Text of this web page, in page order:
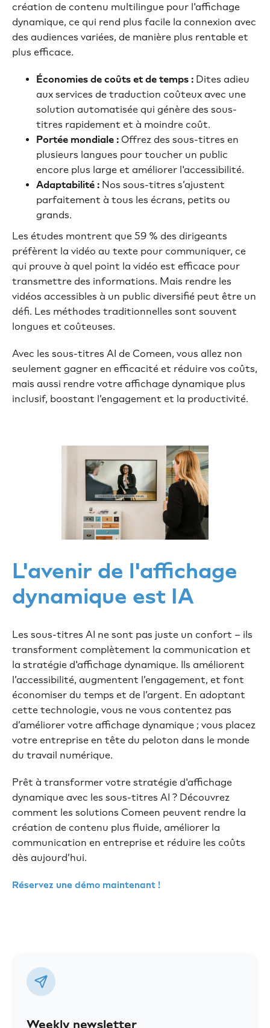
création de contenu multilingue pour l'affichage
dynamique, ce qui rend plus facile la connexion avec
des audiences variées, de manière plus rentable et
plus efficace.
Économies de coûts et de temps : Dites adieu
aux services de traduction coûteux avec une
solution automatisée qui génère des sous-
titres rapidement et à moindre coût.
Portée mondiale : Offrez des sous-titres en
plusieurs langues pour toucher un public
encore plus large et améliorer l'accessibilité.
Adaptabilité : Nos sous-titres s’ajustent
parfaitement à tous les écrans, petits ou
grands.
Les études montrent que 59 % des dirigeants
préfèrent la vidéo au texte pour communiquer, ce
qui prouve à quel point la vidéo est efficace pour
transmettre des informations. Mais rendre les
vidéos accessibles à un public diversifié peut être un
défi. Les méthodes traditionnelles sont souvent
longues et coûteuses.
Avec les sous-titres AI de Comeen, vous allez non
seulement gagner en efficacité et réduire vos coûts,
mais aussi rendre votre affichage dynamique plus
inclusif, boostant l’engagement et la productivité.
L'avenir de l'affichage
dynamique est IA
Les sous-titres AI ne sont pas juste un confort – ils
transforment complètement la communication et
la stratégie d'affichage dynamique. Ils améliorent
l’accessibilité, augmentent l’engagement, et font
économiser du temps et de l’argent. En adoptant
cette technologie, vous ne vous contentez pas
d’améliorer votre affichage dynamique ; vous placez
votre entreprise en tête du peloton dans le monde
du travail numérique.
Prêt à transformer votre stratégie d'affichage
dynamique avec les sous-titres AI ? Découvrez
comment les solutions Comeen peuvent rendre la
création de contenu plus fluide, améliorer la
communication en entreprise et réduire les coûts
dès aujourd’hui.
Réservez une démo maintenant !
Weekly newsletter